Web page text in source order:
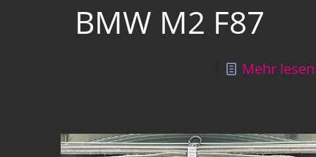
BMW M2 F87
Mehr lesen